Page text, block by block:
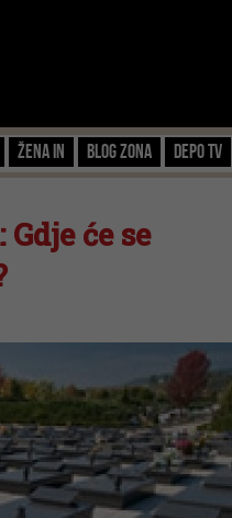
Žena IN Blog zona Depo TV
će se